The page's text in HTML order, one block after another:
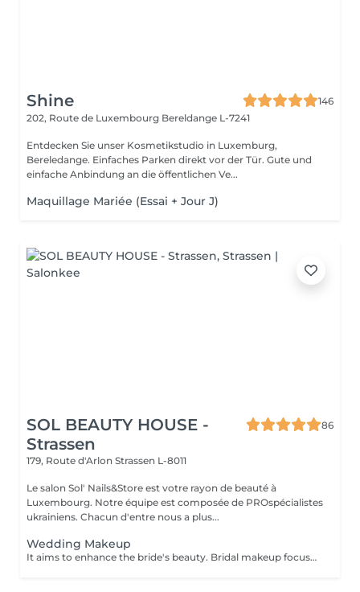
Shine
146
202, Route de Luxembourg Bereldange L-7241
Entdecken Sie unser Kosmetikstudio in Luxemburg,
Bereledange. Einfaches Parken direkt vor der Tür. Gute und
einfache Anbindung an die öffentlichen Ve...
Maquillage Mariée (Essai + Jour J)
SOL BEAUTY HOUSE -
Strassen
86
179, Route d'Arlon Strassen L-8011
Le salon Sol' Nails&Store est votre rayon de beauté à
Luxembourg. Notre équipe est composée de PROspécialistes
ukrainiens. Chacun d'entre nous a plus...
Wedding Makeup
It aims to enhance the bride's beauty. Bridal makeup focuses on creating a flawless elegant and timeless look for your special day. It includes: - perfect foundation - correction - eyes makeup - eyebrows - perfect lips